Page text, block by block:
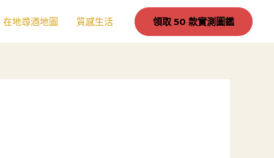
在地尋酒地圖 質感生活 領取 50 款實測圖鑑